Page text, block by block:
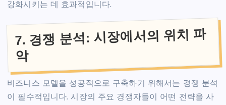
강화시키는 데 효과적입니다.
7. 경쟁 분석: 시장에서의 위치 파
악
비즈니스 모델을 성공적으로 구축하기 위해서는 경쟁 분석
이 필수적입니다. 시장의 주요 경쟁자들이 어떤 전략을 사